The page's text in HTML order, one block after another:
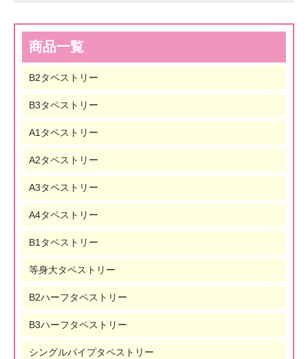
商品一覧
B2タペストリー
B3タペストリー
A1タペストリー
A2タペストリー
A3タペストリー
A4タペストリー
B1タペストリー
等身大タペストリー
B2ハーフタペストリー
B3ハーフタペストリー
シングルパイプタペストリー